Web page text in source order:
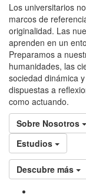
Los universitarios
marcos de
originalidad. Las
aprenden en un
Preparamos a
humanidades, las
sociedad dinámica
dispuestas a
como actuando.
Sobre Nosotros
Estudios
Descubre más